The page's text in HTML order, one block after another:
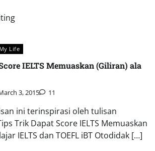
My Life
IELTS Memuaskan (Giliran) ala
3, 2015 11
ini terinspirasi oleh tulisan
Trik Dapat Score IELTS Memuaskan
IELTS dan TOEFL iBT Otodidak […]